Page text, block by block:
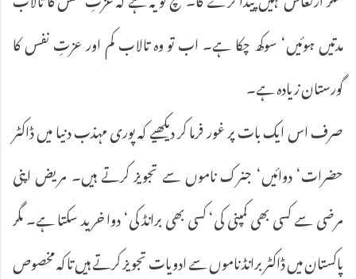
مدتیں ہوئیں‘ سوکھ چکا ہے۔ اب تو وہ تالاب کم اور عزتِ نفس کا
گورستان زیادہ ہے۔
صرف اس ایک بات پر غور فرما کر دیکھیے کہ پوری مہذب دنیا میں ڈاکٹر
حضرات‘ دوائیں‘ جنرک ناموں سے تجویز کرتے ہیں۔ مریض اپنی
مرضی سے کسی بھی کمپنی کی‘ کسی بھی برانڈ کی‘ دوا خرید سکتا ہے۔ مگر
پاکستان میں ڈاکٹر برانڈ ناموں سے ادویات تجویز کرتے ہیں تا کہ مخصوص